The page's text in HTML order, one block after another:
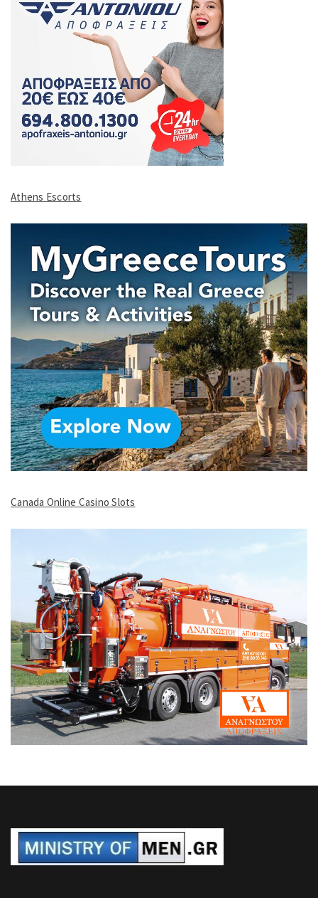
Athens Escorts
Canada Online Casino Slots